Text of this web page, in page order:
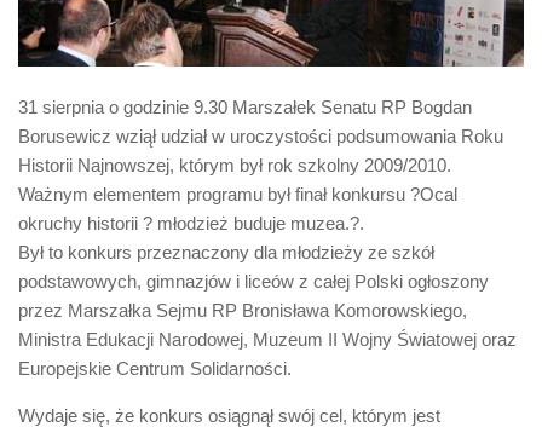
Fundacja Jacka Kaczmarskiego
Fundacja Batorego
31 sierpnia o godzinie 9.30 Marszałek Senatu RP Bogdan
Borusewicz wziął udział w uroczystości podsumowania Roku
Historii Najnowszej, którym był rok szkolny 2009/2010.
Ważnym elementem programu był finał konkursu ?Ocal
okruchy historii ? młodzież buduje muzea.?.
Był to konkurs przeznaczony dla młodzieży ze szkół
podstawowych, gimnazjów i liceów z całej Polski ogłoszony
przez Marszałka Sejmu RP Bronisława Komorowskiego,
Ministra Edukacji Narodowej, Muzeum II Wojny Światowej oraz
Europejskie Centrum Solidarności.
Wydaje się, że konkurs osiągnął swój cel, którym jest